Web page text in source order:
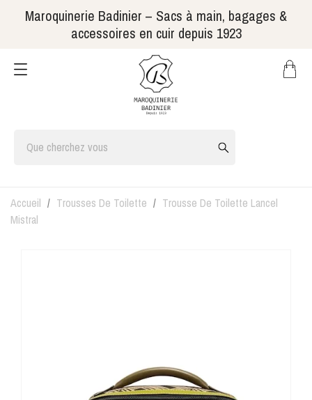
Maroquinerie Badinier – Sacs à main, bagages &
accessoires en cuir depuis 1923
Accueil Trousses De Toilette
Trousse De Toilette Lancel
Mistral